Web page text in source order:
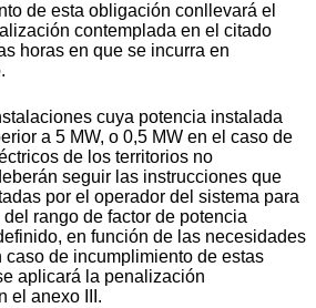
de esta obligación conllevará el
contemplada en el citado
horas en que se incurra en
cuya potencia instalada
a 5 MW, o 0,5 MW en el caso de
de los territorios no
seguir las instrucciones que
por el operador del sistema para
del rango de factor de potencia
en función de las necesidades
caso de incumplimiento de estas
aplicará la penalización
el anexo III.